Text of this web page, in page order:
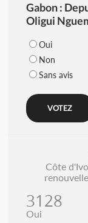
Gabon :
Oligui
Oui
Non
Sans avis
Côte
3128
Oui